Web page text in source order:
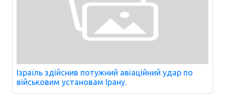
Ізраїль здійснив потужний авіаційний удар по
військовим установам Ірану.